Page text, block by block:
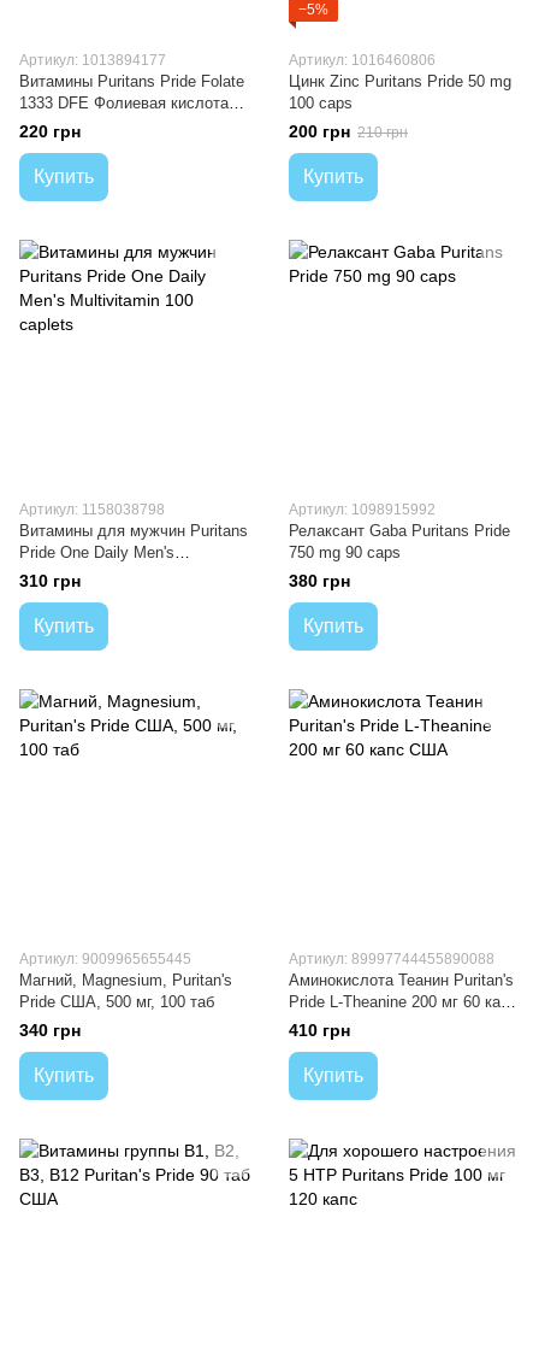
Артикул: 1013894177
Витамины Puritans Pride Folate
1333 DFE Фолиевая кислота
800мкг 250таб
220 грн
Купить
−5%
Артикул: 1016460806
Цинк Zinc Puritans Pride 50 mg
100 caps
200 грн 210 грн
Купить
Артикул: 1158038798
Витамины для мужчин Puritans
Pride One Daily Men's
Multivitamin 100 caplets
310 грн
Купить
Артикул: 1098915992
Релаксант Gaba Puritans Pride
750 mg 90 caps
380 грн
Купить
Артикул: 9009965655445
Магний, Magnesium, Puritan's
Pride США, 500 мг, 100 таб
340 грн
Купить
Артикул: 89997744455890088
Аминокислота Теанин Puritan's
Pride L-Theanine 200 мг 60 капс
США
410 грн
Купить